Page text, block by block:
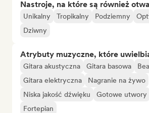
Nastroje, na które są również
Unikalny Tropikalny Podziemny
Dziwny
Atrybuty muzyczne, które
Gitara akustyczna Gitara basowa
Gitara elektryczna
Nagranie na żywo
Niska jakość dźwięku
Gotowe utwory
Fortepian